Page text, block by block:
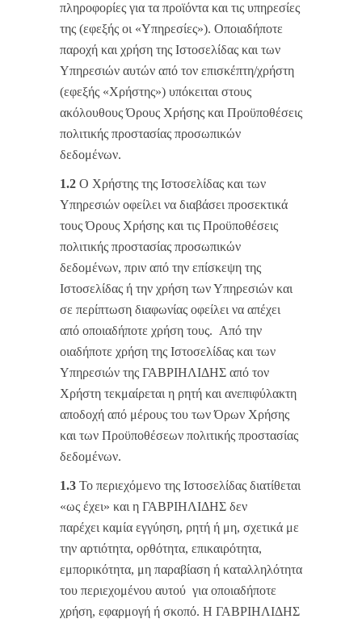
πληροφορίες για τα προϊόντα και τις υπηρεσίες
της (εφεξής οι «Υπηρεσίες»). Οποιαδήποτε
παροχή και χρήση της Ιστοσελίδας και των
Υπηρεσιών αυτών από τον επισκέπτη/χρήστη
(εφεξής «Χρήστης») υπόκειται στους
ακόλουθους Όρους Χρήσης και Προϋποθέσεις
πολιτικής προστασίας προσωπικών
δεδομένων.
1.2 Ο Χρήστης της Ιστοσελίδας και των
Υπηρεσιών οφείλει να διαβάσει προσεκτικά
τους Όρους Χρήσης και τις Προϋποθέσεις
πολιτικής προστασίας προσωπικών
δεδομένων, πριν από την επίσκεψη της
Ιστοσελίδας ή την χρήση των Υπηρεσιών και
σε περίπτωση διαφωνίας οφείλει να απέχει
από οποιαδήποτε χρήση τους. Από την
οιαδήποτε χρήση της Ιστοσελίδας και των
Υπηρεσιών της ΓΑΒΡΙΗΛΙΔΗΣ από τον
Χρήστη τεκμαίρεται η ρητή και ανεπιφύλακτη
αποδοχή από μέρους του των Όρων Χρήσης
και των Προϋποθέσεων πολιτικής προστασίας
δεδομένων.
1.3 Το περιεχόμενο της Ιστοσελίδας διατίθεται
«ως έχει» και η ΓΑΒΡΙΗΛΙΔΗΣ δεν
παρέχει καμία εγγύηση, ρητή ή μη, σχετικά με
την αρτιότητα, ορθότητα, επικαιρότητα,
εμπορικότητα, μη παραβίαση ή καταλληλότητα
του περιεχομένου αυτού για οποιαδήποτε
χρήση, εφαρμογή ή σκοπό. Η ΓΑΒΡΙΗΛΙΔΗΣ